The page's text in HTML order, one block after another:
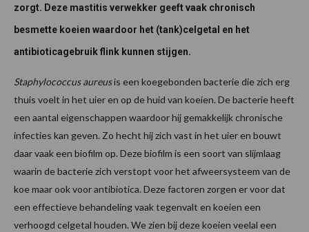
zorgt. Deze mastitis verwekker geeft vaak chronisch
besmette koeien waardoor het (tank)celgetal en het
antibioticagebruik flink kunnen stijgen.
Staphylococcus aureusis een koegebonden bacterie die zich erg
thuis voelt in het uier en op de huid van koeien. De bacterie heeft
een aantal eigenschappen waardoor hij gemakkelijk chronische
infecties kan geven. Zo hecht hij zich vast in het uier en bouwt
daar vaak een biofilm op. Deze biofilm is een soort van slijmlaag
waarin de bacterie zich verstopt voor het afweersysteem van de
koe maar ook voor antibiotica. Deze factoren zorgen er voor dat
een effectieve behandeling vaak tegenvalt en koeien een
verhoogd celgetal houden. We zien bij deze koeien veelal een